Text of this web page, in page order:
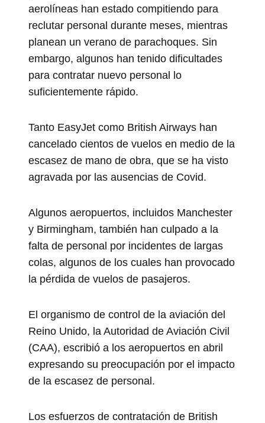
aerolíneas han estado compitiendo para
reclutar personal durante meses, mientras
planean un verano de parachoques. Sin
embargo, algunos han tenido dificultades
para contratar nuevo personal lo
suficientemente rápido.
Tanto EasyJet como British Airways han
cancelado cientos de vuelos en medio de la
escasez de mano de obra, que se ha visto
agravada por las ausencias de Covid.
Algunos aeropuertos, incluidos Manchester
y Birmingham, también han culpado a la
falta de personal por incidentes de largas
colas, algunos de los cuales han provocado
la pérdida de vuelos de pasajeros.
El organismo de control de la aviación del
Reino Unido, la Autoridad de Aviación Civil
(CAA), escribió a los aeropuertos en abril
expresando su preocupación por el impacto
de la escasez de personal.
Los esfuerzos de contratación de British